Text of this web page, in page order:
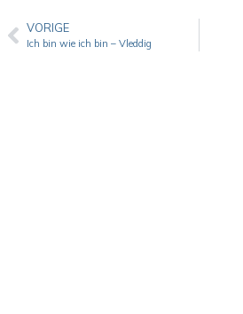
VORIGE
Ich bin wie ich bin – Vleddig